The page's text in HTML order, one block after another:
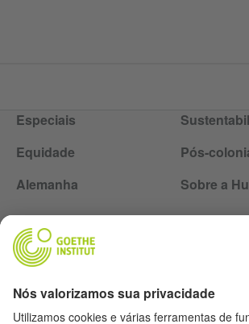
Especiais
Equidade
Pós-
Alemanha
Sobre a
Siga a revista Humboldt nas redes sociais